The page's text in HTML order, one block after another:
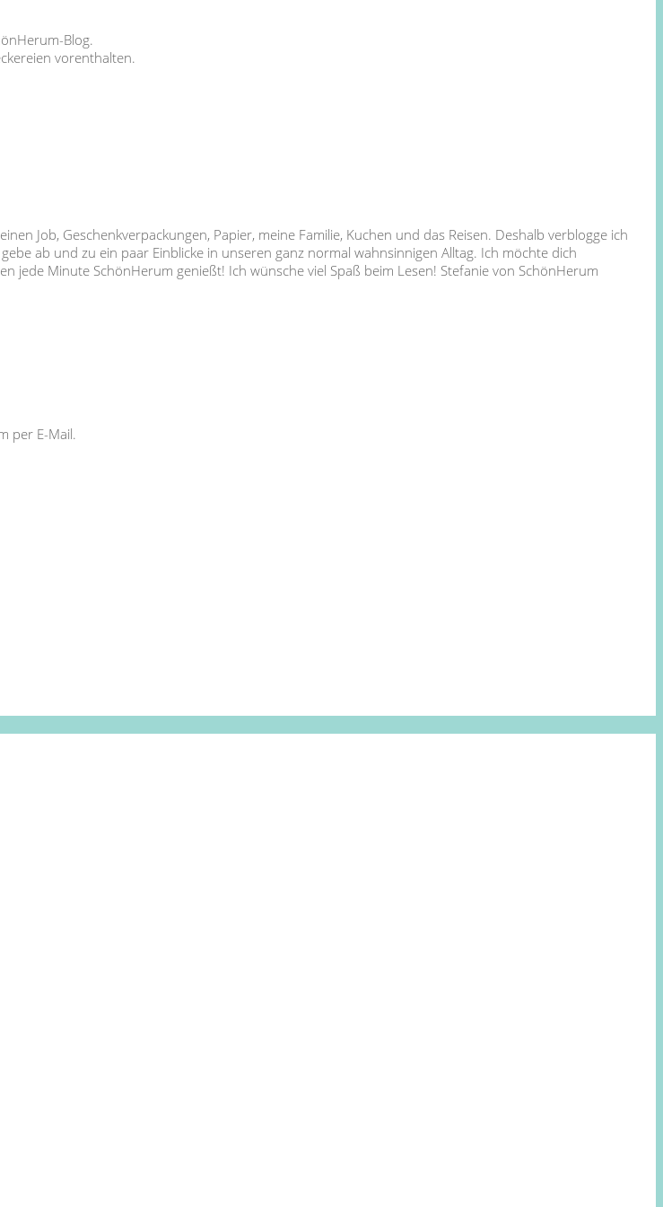
Blog.
vorenthalten.
Job, Geschenkverpackungen, Papier, meine Familie, Kuchen und das Reisen. Deshalb verblogge ich
ab und zu ein paar Einblicke in unseren ganz normal wahnsinnigen Alltag. Ich möchte dich
jede Minute SchönHerum genießt! Ich wünsche viel Spaß beim Lesen! Stefanie von SchönHerum
per E-Mail.